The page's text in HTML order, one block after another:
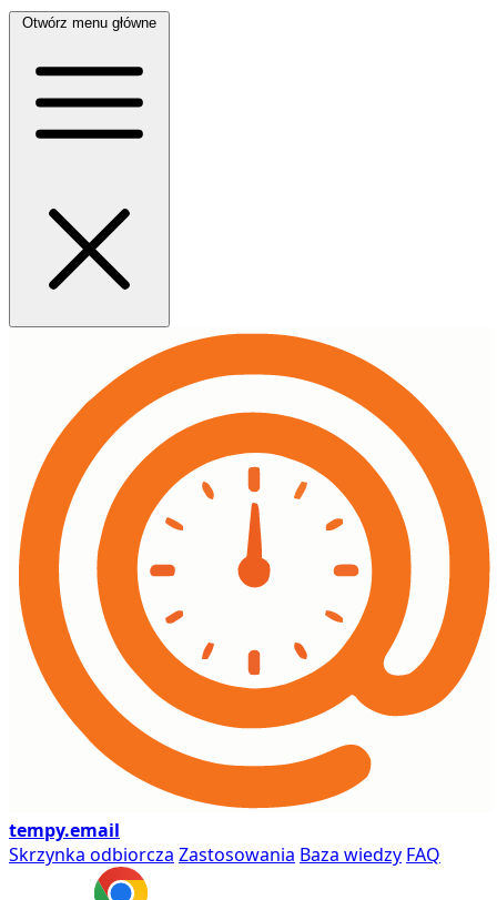
Otwórz menu główne
tempy.email
Skrzynka odbiorcza Zastosowania Baza wiedzy FAQ